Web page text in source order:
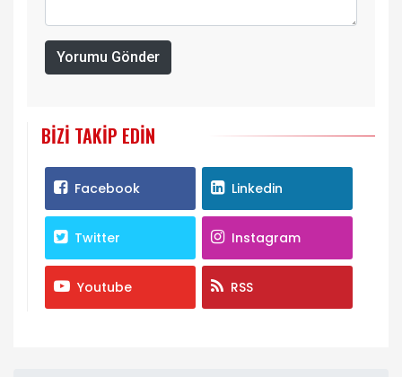
Yorumu Gönder
BIZI TAKIP EDIN
Facebook Linkedin
Twitter Instagram
Youtube RSS